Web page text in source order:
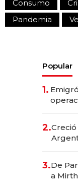
Consumo
Pandemia
Popular
1.
2.
las
3.De
a